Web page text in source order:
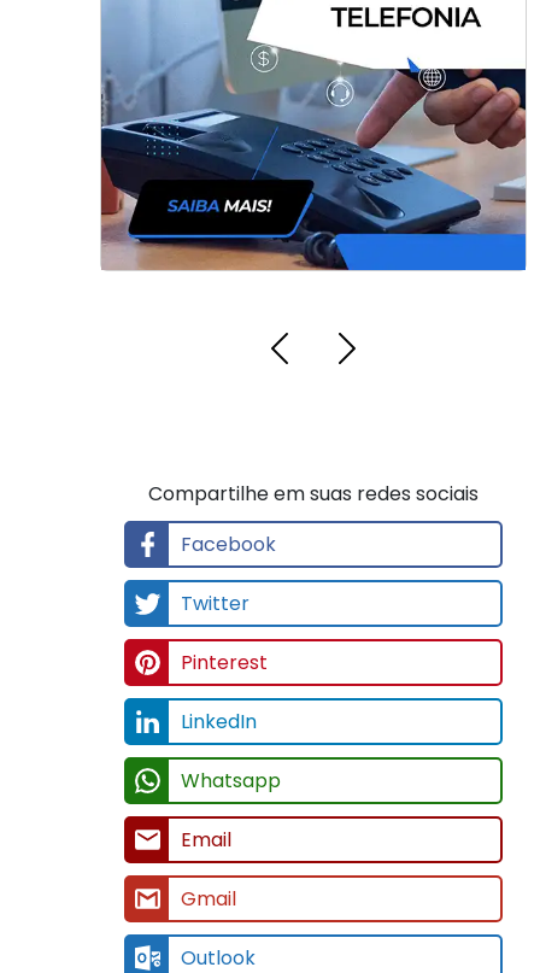
Instalações controladoras de acesso
em SP
Compartilhe em suas redes sociais
Facebook
Twitter
Pinterest
LinkedIn
Whatsapp
Email
Gmail
Outlook